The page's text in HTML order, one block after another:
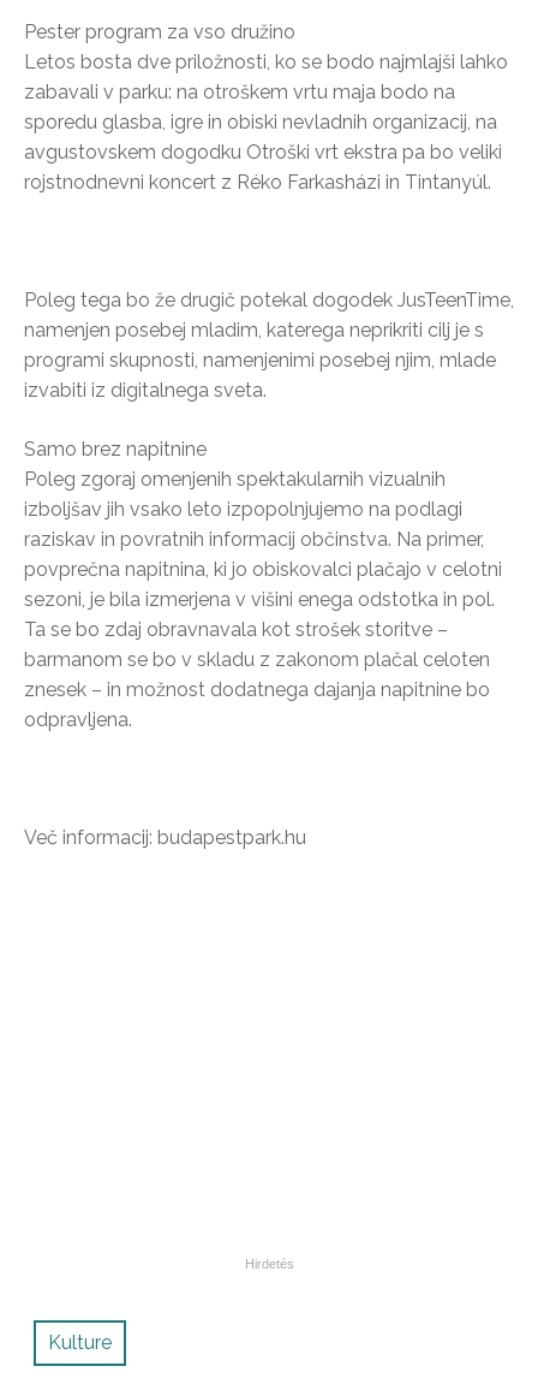
Pester program za vso družino
Letos bosta dve priložnosti, ko se bodo najmlajši lahko
zabavali v parku: na otroškem vrtu maja bodo na
sporedu glasba, igre in obiski nevladnih organizacij, na
avgustovskem dogodku Otroški vrt ekstra pa bo veliki
rojstnodnevni koncert z Réko Farkasházi in Tintanyúl.
Poleg tega bo že drugič potekal dogodek JusTeenTime,
namenjen posebej mladim, katerega neprikriti cilj je s
programi skupnosti, namenjenimi posebej njim, mlade
izvabiti iz digitalnega sveta.
Samo brez napitnine
Poleg zgoraj omenjenih spektakularnih vizualnih
izboljšav jih vsako leto izpopolnjujemo na podlagi
raziskav in povratnih informacij občinstva. Na primer,
povprečna napitnina, ki jo obiskovalci plačajo v celotni
sezoni, je bila izmerjena v višini enega odstotka in pol.
Ta se bo zdaj obravnavala kot strošek storitve –
barmanom se bo v skladu z zakonom plačal celoten
znesek – in možnost dodatnega dajanja napitnine bo
odpravljena.
Več informacij: budapestpark.hu
Kulture